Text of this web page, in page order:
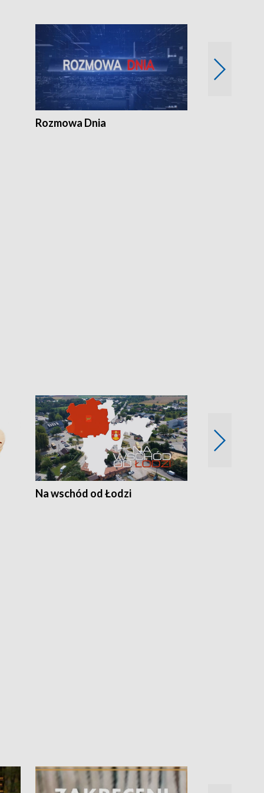
Rozmowa Dnia
Na wschód od Łodzi